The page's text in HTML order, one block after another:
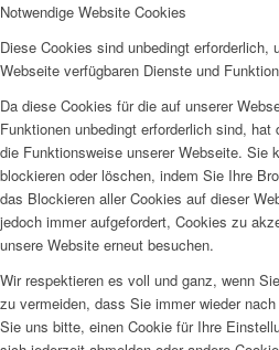
Notwendige Website Cookies
Diese Cookies sind unbedingt erforderlich,
Webseite verfügbaren Dienste und
Da diese Cookies für die auf unserer
Funktionen unbedingt erforderlich sind,
die Funktionsweise unserer Webseite. Sie
blockieren oder löschen, indem Sie Ihre
das Blockieren aller Cookies auf dieser
jedoch immer aufgefordert, Cookies zu
unsere Website erneut besuchen.
Wir respektieren es voll und ganz, wenn
zu vermeiden, dass Sie immer wieder
Sie uns bitte, einen Cookie für Ihre